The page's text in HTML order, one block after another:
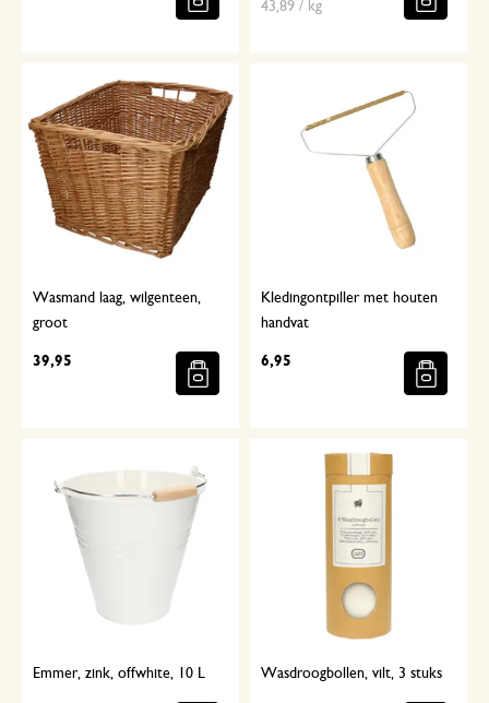
43,89 / kg
Wasmand laag, wilgenteen,
groot
39,95
Kledingontpiller met houten
handvat
6,95
Emmer, zink, offwhite, 10 L Wasdroogbollen, vilt, 3 stuks